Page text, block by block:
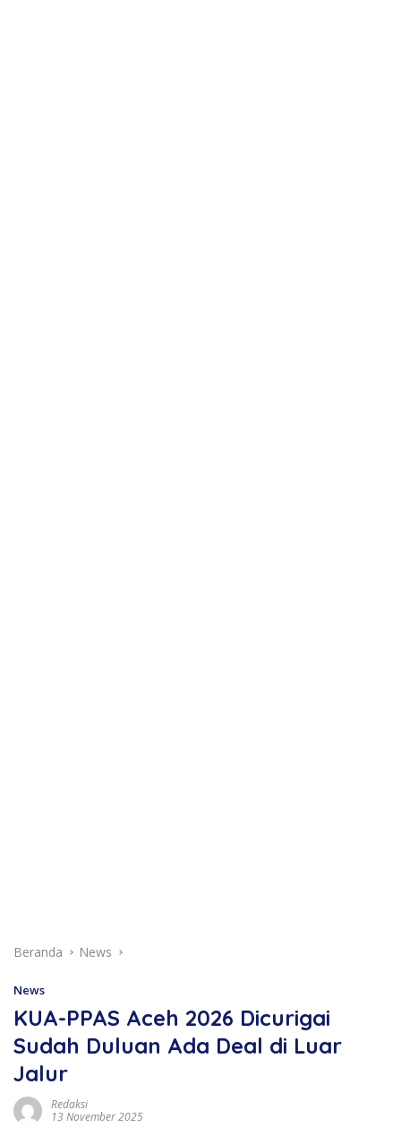
Beranda News
News
KUA-PPAS Aceh 2026 Dicurigai
Sudah Duluan Ada Deal di Luar
Jalur
Redaksi
13 November 2025